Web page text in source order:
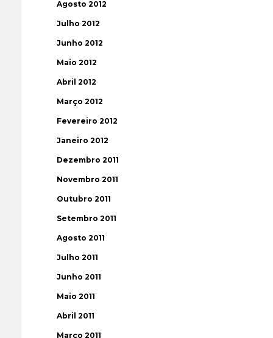
Agosto 2012
Julho 2012
Junho 2012
Maio 2012
Abril 2012
Março 2012
Fevereiro 2012
Janeiro 2012
Dezembro 2011
Novembro 2011
Outubro 2011
Setembro 2011
Agosto 2011
Julho 2011
Junho 2011
Maio 2011
Abril 2011
Março 2011